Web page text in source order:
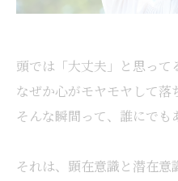
頭では「大丈夫」と思って
なぜか心がモヤモヤして落
そんな瞬間って、誰にでも
それは、顕在意識と潜在意